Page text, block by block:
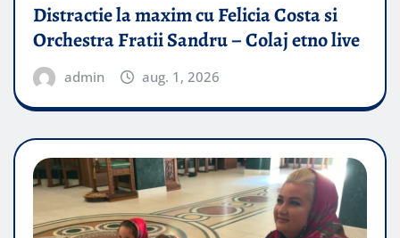
Distractie la maxim cu Felicia Costa si
Orchestra Fratii Sandru – Colaj etno live
admin aug. 1, 2026